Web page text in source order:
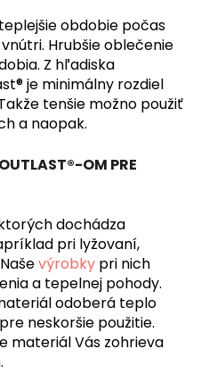
obdobie počas
Hrubšie oblečenie
Z hľadiska
je minimálny rozdiel
tenšie možno použiť
a naopak.
OM PRE
dochádza
pri lyžovaní,
výrobky pri nich
a tepelnej pohody.
odoberá teplo
neskoršie použitie.
materiál Vás zohrieva